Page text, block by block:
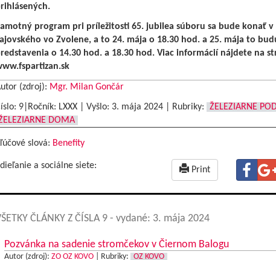
program pri príležitosti 65. jubilea súboru sa bude konať v
vo Zvolene, a to 24. mája o 18.30 hod. a 25. mája to
o 14.30 hod. a 18.30 hod. Viac informácií nájdete na
(zdroj): Mgr. Milan Gončár
9|Ročník: LXXX | Vyšlo: 3. mája 2024| Rubriky:
ŽELEZIARNE
DOMA
slová: Benefity
a sociálne siete: Print
ČLÁNKY Z ČÍSLA 9 - vydané: 3. mája 2024
Pozvánka na sadenie stromčekov v Čiernom Balogu
Autor (zdroj): ZO OZ KOVO| Rubriky: OZ KOVO